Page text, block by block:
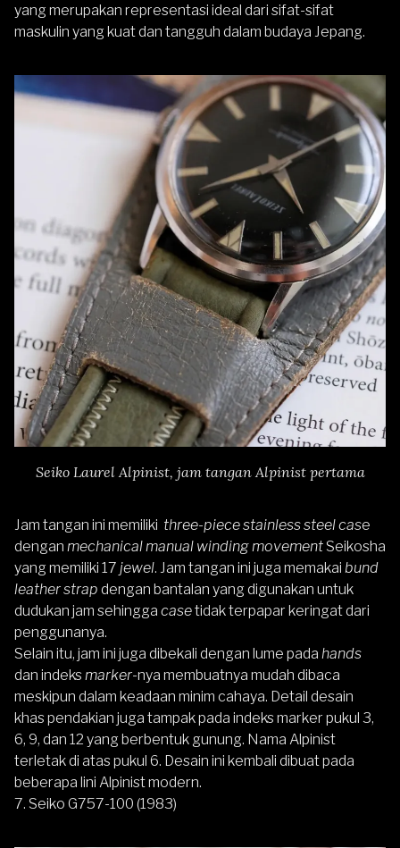
yang merupakan representasi ideal dari sifat-sifat
maskulin yang kuat dan tangguh dalam budaya Jepang.
Seiko Laurel Alpinist, jam tangan Alpinist pertama
Jam tangan ini memiliki three-piece stainless steel case
dengan mechanical manual winding movement Seikosha
yang memiliki 17 jewel. Jam tangan ini juga memakai bund
leather strap dengan bantalan yang digunakan untuk
dudukan jam sehingga casetidak terpapar keringat dari
penggunanya.
Selain itu, jam ini juga dibekali dengan lume pada hands
dan indeksmarker-nya membuatnya mudah dibaca
meskipun dalam keadaan minim cahaya. Detail desain
khas pendakian juga tampak pada indeks marker pukul 3,
6, 9, dan 12 yang berbentuk gunung. Nama Alpinist
terletak di atas pukul 6. Desain ini kembali dibuat pada
beberapa lini Alpinist modern.
7. Seiko G757-100 (1983)